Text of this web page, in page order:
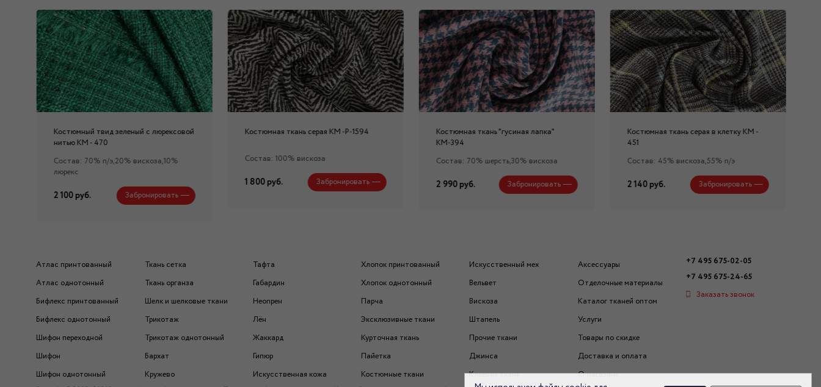
Костюмный твид зеленый с люрексовой
нитью КМ - 470
Состав: 70% п/э,20% вискоза,10%
люрекс
2 100 руб. Забронировать
Костюмная ткань серая КМ -Р-1594
Состав: 100% вискоза
1 800 руб. Забронировать
Костюмная ткань "гусиная лапка"
КМ-394
Состав: 70% шерсть,30% вискоза
2 990 руб. Забронировать
Костюмная ткань серая в клетку КМ -
451
Состав: 45% вискоза,55% п/э
2 140 руб. Забронировать
Атлас принтованный
Атлас однотонный
Бифлекс принтованный
Бифлекс однотонный
Шифон переходной
Шифон
Шифон однотонный
Ткань сетка
Ткань органза
Шелк и шелковые ткани
Трикотаж
Трикотаж однотонный
Бархат
Кружево
Тафта
Габардин
Неопрен
Лён
Жаккард
Гипюр
Искусственная кожа
Хлопок принтованный
Хлопок однотонный
Парча
Эксклюзивные ткани
Курточная ткань
Пайетка
Костюмные ткани
Искусственный мех
Вельвет
Вискоза
Штапель
Прочие ткани
Джинса
Клеевая ткань
Аксессуары
Отделочные материалы
Каталог тканей оптом
Услуги
Товары по скидке
Доставка и оплата
О магазине
+7 495 675-02-05
+7 495 675-24-65
Заказать звонок